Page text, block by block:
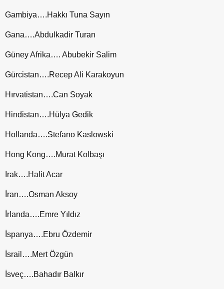
Gambiya….Hakkı Tuna Sayın
Gana….Abdulkadir Turan
Güney Afrika…. Abubekir Salim
Gürcistan….Recep Ali Karakoyun
Hırvatistan….Can Soyak
Hindistan….Hülya Gedik
Hollanda….Stefano Kaslowski
Hong Kong….Murat Kolbaşı
Irak….Halit Acar
İran….Osman Aksoy
İrlanda….Emre Yıldız
İspanya….Ebru Özdemir
İsrail….Mert Özgün
İsveç….Bahadır Balkır